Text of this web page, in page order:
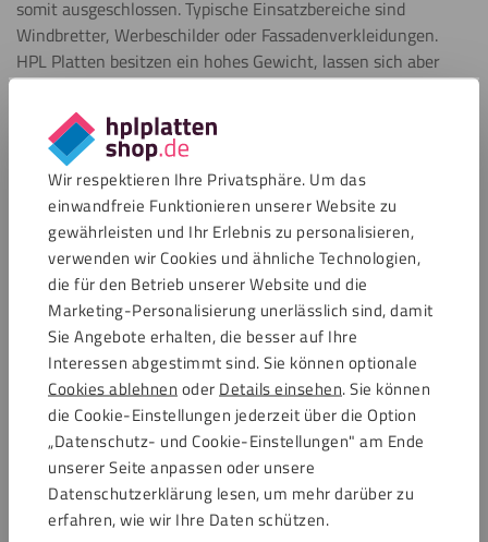
Wir respektieren Ihre Privatsphäre. Um das
einwandfreie Funktionieren unserer Website zu
gewährleisten und Ihr Erlebnis zu personalisieren,
verwenden wir Cookies und ähnliche Technologien,
die für den Betrieb unserer Website und die
Marketing-Personalisierung unerlässlich sind, damit
Sie Angebote erhalten, die besser auf Ihre
Interessen abgestimmt sind. Sie können optionale
Cookies ablehnen oder Details einsehen. Sie können
die Cookie-Einstellungen jederzeit über die Option
„Datenschutz- und Cookie-Einstellungen" am Ende
unserer Seite anpassen oder unsere
Datenschutzerklärung lesen, um mehr darüber zu
erfahren, wie wir Ihre Daten schützen.
somit ausgeschlossen. Typische Einsatzbereiche sind
Windbretter, Werbeschilder oder Fassadenverkleidungen.
HPL Platten besitzen ein hohes Gewicht, lassen sich aber
jederzeit mit gutem Werkzeug bearbeiten. Wir raten davon
ab, Standard-Sägeblätter zu verwenden. Stattdessen
empfehlen wir die Verwendung einer Hartholz- oder
Metallsäge. Für das Bohren von Löchern ist ein Metallbohrer
die beste Wahl. HPL Platten 5 mm sind mit leicht
strukturierter oder glatter Oberschicht erhältlich.
Fragen?
Haben Sie Fragen zu unseren Produkten oder zum
Bestellvorgang?
Wir helfen Ihnen gerne weiter. Bitte wenden Sie sich an
unseren Kundenservice:
Telefon
+4920657083286
E-Mail
info@hplplattenshop.de